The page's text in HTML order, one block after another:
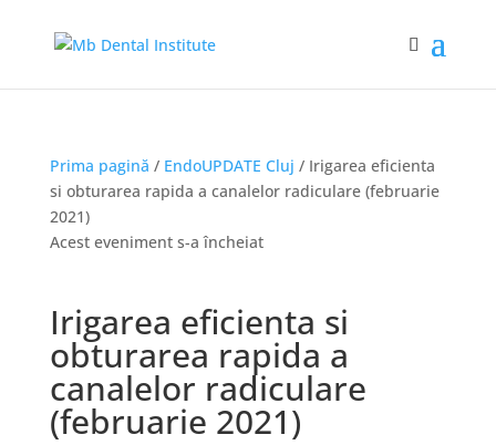
Prima pagină / EndoUPDATE Cluj / Irigarea eficienta
si obturarea rapida a canalelor radiculare (februarie
2021)
Acest eveniment s-a încheiat
Irigarea eficienta si
obturarea rapida a
canalelor radiculare
(februarie 2021)